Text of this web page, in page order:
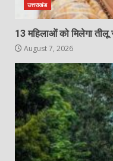
उत्तराखंड
13 महिलाओं को मिलेगा तीलू
August 7, 2026